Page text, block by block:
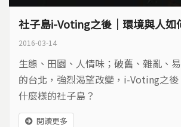
社子島i-Voting之後｜環境與人如
2016-03-14
生態、田園、人情味；破舊、雜亂、
的台北，強烈渴望改變，i-Voting之
什麼樣的社子島？
閱讀更多